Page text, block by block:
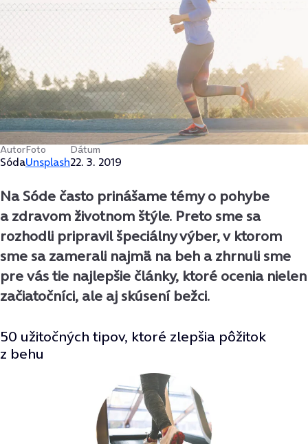
Autor
Sóda
Foto
Unsplash
Dátum
22. 3. 2019
Na Sóde často prinášame témy o pohybe
a zdravom životnom štýle. Preto sme sa
rozhodli pripravil špeciálny výber, v ktorom
sme sa zamerali najmä na beh a zhrnuli sme
pre vás tie najlepšie články, ktoré ocenia nielen
začiatočníci, ale aj skúsení bežci.
50 užitočných tipov, ktoré zlepšia pôžitok
z behu